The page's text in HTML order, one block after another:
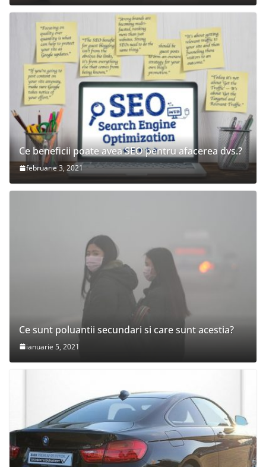
Ce beneficii poate avea SEO pentru afacerea dvs.?
februarie 3, 2021
Ce sunt poluantii secundari si care sunt acestia?
ianuarie 5, 2021